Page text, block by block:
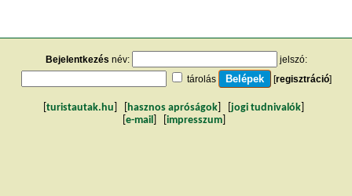
Bejelentkezés név:
jelszó:
tárolás
[regisztráció]
turistautak.hu hasznos apróságok jogi tudnivalók
e-mail impresszum]